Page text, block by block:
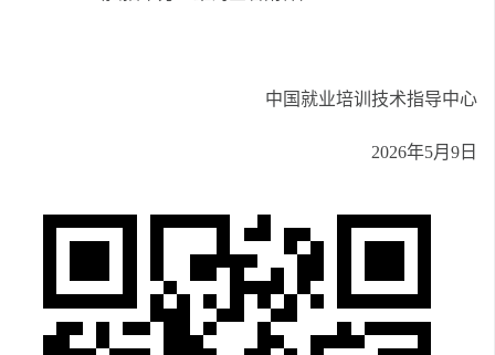
中国就业培训技术指导中心
2026年5月9日